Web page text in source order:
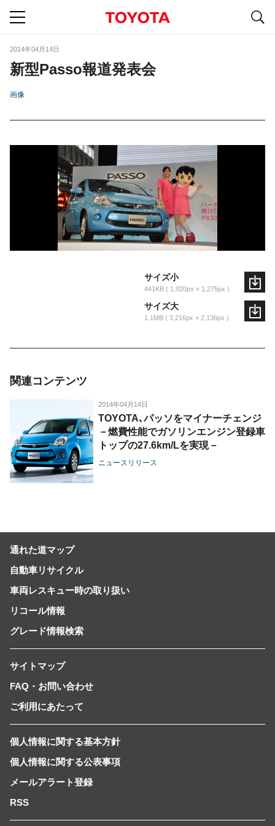
2014年04月14日
新型Passo報道発表会
画像
サイズ小
441KB 1,920px × 1,275px
サイズ大
1.1MB 3,216px × 2,136px
関連コンテンツ
2014年04月14日
TOYOTA､パッソをマイナーチェンジ
－燃費性能でガソリンエンジン登録車
トップの27.6km/Lを実現－
ニュースリリース
通れた道マップ
自動車リサイクル
車両レスキュー時の取り扱い
リコール情報
グレード情報検索
サイトマップ
FAQ・お問い合わせ
ご利用にあたって
個人情報に関する基本方針
個人情報に関する公表事項
メールアラート登録
RSS